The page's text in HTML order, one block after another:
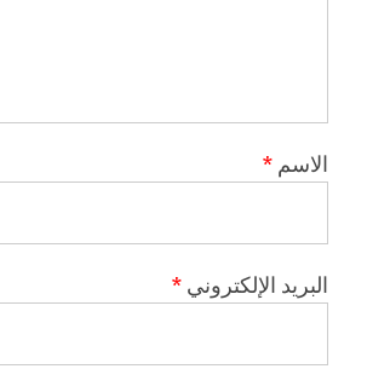
الاسم *
البريد الإلكتروني *